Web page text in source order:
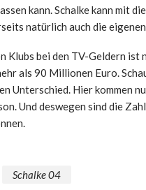
kann. Schalke kann mit
natürlich auch die
Klubs bei den TV-Geldern
als 90 Millionen Euro.
Unterschied. Hier kommen
Und deswegen sind die
Schalke 04